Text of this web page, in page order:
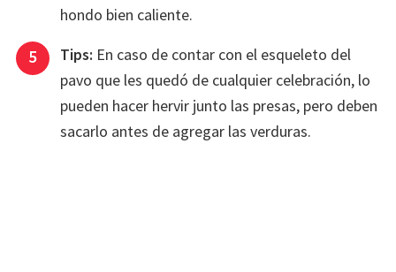
hondo bien caliente.
Tips: En caso de contar con el esqueleto del
pavo que les quedó de cualquier celebración, lo
pueden hacer hervir junto las presas, pero deben
sacarlo antes de agregar las verduras.